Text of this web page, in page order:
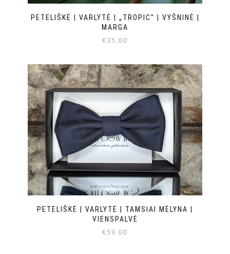
PETELIŠKĖ | VARLYTĖ | „TROPIC” | VYŠNINĖ |
MARGA
€35.00
PETELIŠKĖ | VARLYTĖ | TAMSIAI MĖLYNA |
VIENSPALVĖ
€59.00